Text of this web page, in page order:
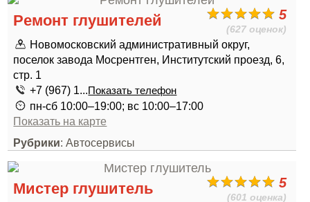
5
(627 оценок)
Peмонт глушителей
Новомосковский административный округ,
поселок завода Мосрентген, Институтский проезд, 6,
стр. 1
+7 (967) 1...Показать телефон
пн-сб 10:00–19:00; вс 10:00–17:00
Показать на карте
Рубрики: Автосервисы
5
(601 оценка)
Мистер глушитель